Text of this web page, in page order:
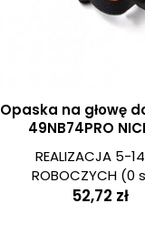
Opaska na głowę
49NB74PRO
REALIZACJA 5-
ROBOCZYCH (0
52,72 zł